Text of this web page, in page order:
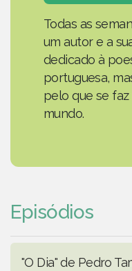
Todas as
um autor e a
dedicado à
portuguesa,
pelo que se
mundo.
Episódios
"O Dia" de Pedro